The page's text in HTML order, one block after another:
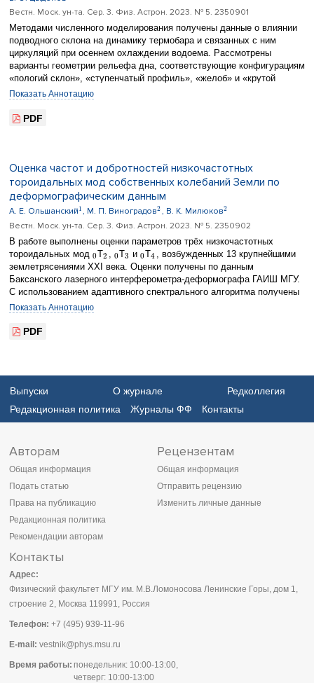
применяется для исследования экзопланетной системы Kepler-36.
Построены графики для всех неизвестных величин. Установлено,
что в ходе эволюции угол взаимного наклона орбит остается
постоянным, а либрации орбит по углу наклона и по движению
узлов происходят синхронно.
Вестн. Моск. ун-та. Сер. 3. Физ. Астрон. 2023. № 5. 2350901
Методами численного моделирования получены данные о влиянии
подводного склона на динамику термобара и связанных с ним
циркуляций при осеннем охлаждении водоема. Рассмотрены
варианты геометрии рельефа дна, соответствующие конфигурациям
«пологий склон», «ступенчатый профиль», «желоб» и «крутой
склон». Установлено, что в осенний период структура течений,
существенно зависят от морфологических характеристик озерной
Показать Аннотацию
PDF
Оценка частот и добротностей низкочастотных
тороидальных мод собственных колебаний Земли по
деформографическим данным
А. Е. Ольшанский1, М. П. Виноградов2, В. К. Милюков2
Вестн. Моск. ун-та. Сер. 3. Физ. Астрон. 2023. № 5. 2350902
В работе выполнены оценки параметров трёх низкочастотных
тороидальных мод 0T2 0T3 и 0T4
, возбужденных 13 крупнейшими
землетрясениями XXI века. Оценки получены по данным
Баксанского лазерного интерферометра-деформографа ГАИШ МГУ.
С использованием адаптивного спектрального алгоритма получены
оценки частот мод, выполнено их сравнение с моделью PREM.
Найдены достоверно значимые отклонения оценок частот моды
для ряда землетрясений, показана их возможная связь с
на Суматре, в Японии и Чили. Выполнена оценка добротностей
низкочастотных тороидальных мод тремя различными способами.
Показать Аннотацию
PDF
Выпуски О журнале
Редколлегия
Редакционная политика
Журналы ФФ Контакты
Авторам
Общая информация
Подать статью
Права на публикацию
Редакционная политика
Рекомендации авторам
Рецензентам
Общая информация
Отправить рецензию
Изменить личные данные
Контакты
Адрес:
Физический факультет МГУ им. М.В.Ломоносова Ленинские Горы, дом 1,
строение 2, Москва 119991, Россия
Телефон: +7 (495) 939-11-96
E-mail: vestnik@phys.msu.ru
Время работы: понедельник: 10:00-13:00,
четверг: 10:00-13:00